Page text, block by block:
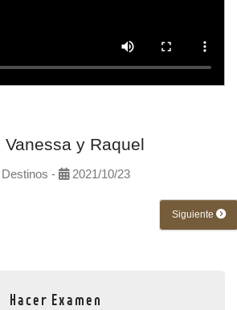
Vanessa y Raquel
- 2021/10/23
Siguiente
Hacer Examen